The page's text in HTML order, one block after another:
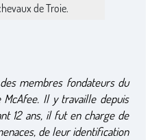
de Troie.
des membres fondateurs du
Il y travaille depuis
12 ans, il fut en charge de
de leur identification